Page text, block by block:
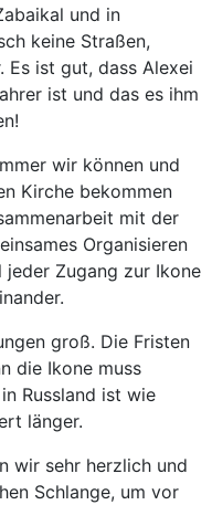
und in
keine Straßen,
Es ist gut, dass Alexei
ist und das es ihm
wir können und
Kirche bekommen
mit der
Organisieren
Zugang zur Ikone
groß. Die Fristen
die Ikone muss
Russland ist wie
länger.
wir sehr herzlich und
Schlange, um vor